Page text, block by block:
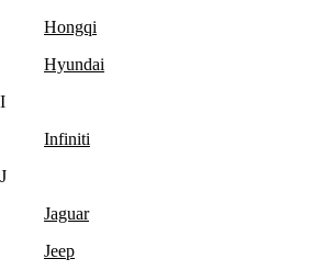
Hongqi
Hyundai
I
Infiniti
J
Jaguar
Jeep